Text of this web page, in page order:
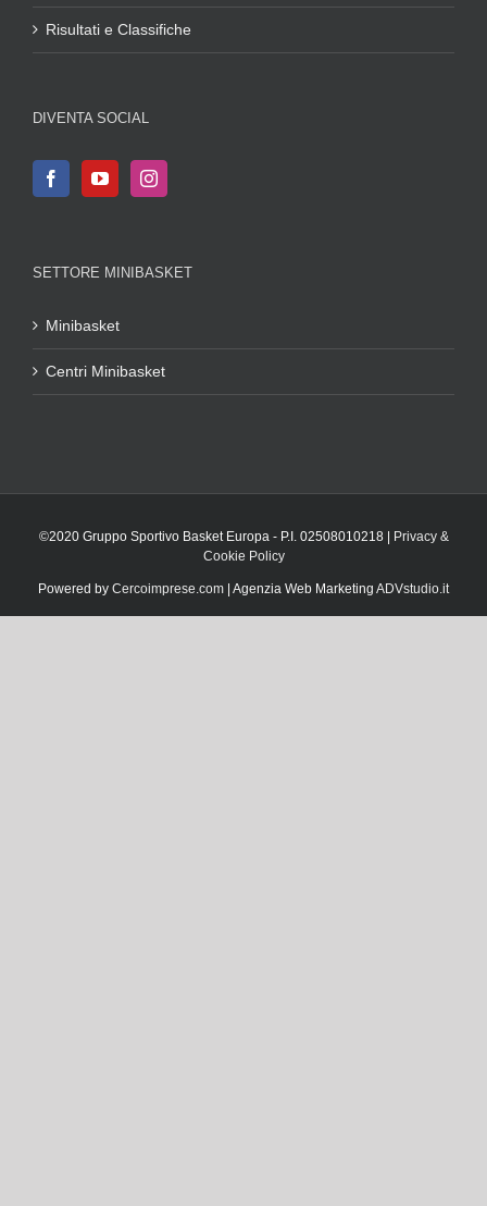
Risultati e Classifiche
DIVENTA SOCIAL
SETTORE MINIBASKET
Minibasket
Centri Minibasket
©2020 Gruppo Sportivo Basket Europa - P.I. 02508010218 | Privacy &
Cookie Policy
Powered by Cercoimprese.com | Agenzia Web Marketing ADVstudio.it